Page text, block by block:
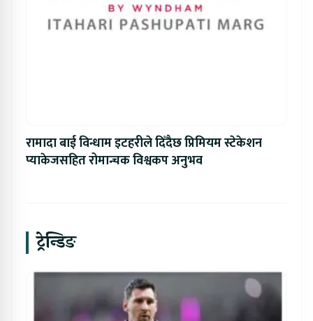
रामादा बाई विन्धाम इटहरीले दिँदैछ प्रिमियम स्टेकेशन
प्याकेजसहित रोमान्चक विश्वकप अनुभव
ट्रेन्डिङ